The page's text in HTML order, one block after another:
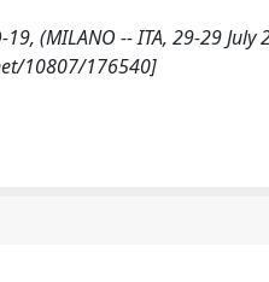
(MILANO -- ITA, 29-29 July
10807/176540]